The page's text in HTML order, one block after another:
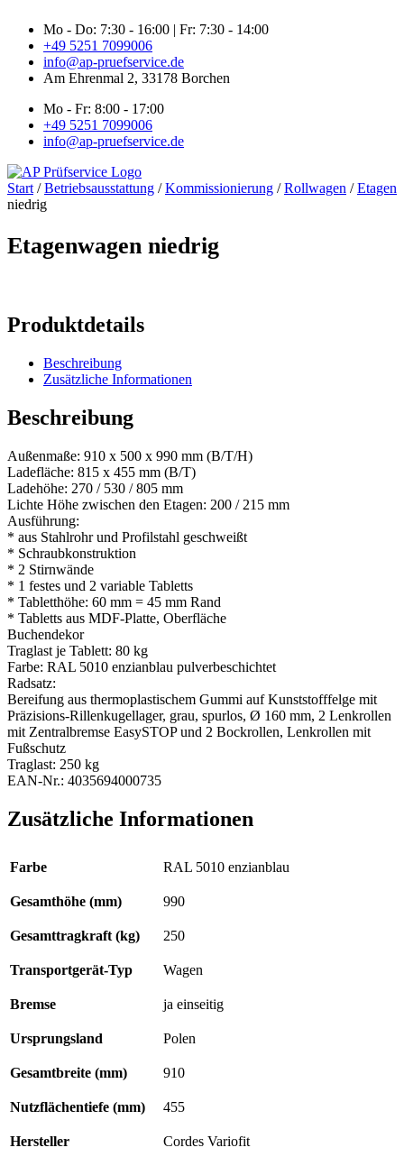
Inhalt
springen
Mo - Do: 7:30 - 16:00 | Fr: 7:30 - 14:00
+49 5251 7099006
info@ap-pruefservice.de
Am Ehrenmal 2, 33178 Borchen
Mo - Fr: 8:00 - 17:00
+49 5251 7099006
info@ap-pruefservice.de
Start /Betriebsausstattung /Kommissionierung /Rollwagen /
niedrig
Etagenwagen niedrig
Produktdetails
Beschreibung
Zusätzliche Informationen
Beschreibung
Außenmaße: 910 x 500 x 990 mm (B/T/H)
Ladefläche: 815 x 455 mm (B/T)
Ladehöhe: 270 / 530 / 805 mm
Lichte Höhe zwischen den Etagen: 200 / 215 mm
Ausführung:
* aus Stahlrohr und Profilstahl geschweißt
* Schraubkonstruktion
* 2 Stirnwände
* 1 festes und 2 variable Tabletts
* Tabletthöhe: 60 mm = 45 mm Rand
* Tabletts aus MDF-Platte, Oberfläche
Buchendekor
Traglast je Tablett: 80 kg
Farbe: RAL 5010 enzianblau pulverbeschichtet
Radsatz:
Bereifung aus thermoplastischem Gummi auf Kunststofffelge mit
Präzisions-Rillenkugellager, grau, spurlos, Ø 160 mm, 2 Lenkrollen
mit Zentralbremse EasySTOP und 2 Bockrollen, Lenkrollen mit
Fußschutz
Traglast: 250 kg
EAN-Nr.: 4035694000735
Zusätzliche Informationen
Farbe RAL 5010 enzianblau
Gesamthöhe (mm) 990
Gesamttragkraft (kg) 250
Transportgerät-Typ Wagen
Bremse ja einseitig
Ursprungsland Polen
Gesamtbreite (mm) 910
Nutzflächentiefe (mm) 455
Hersteller Cordes Variofit